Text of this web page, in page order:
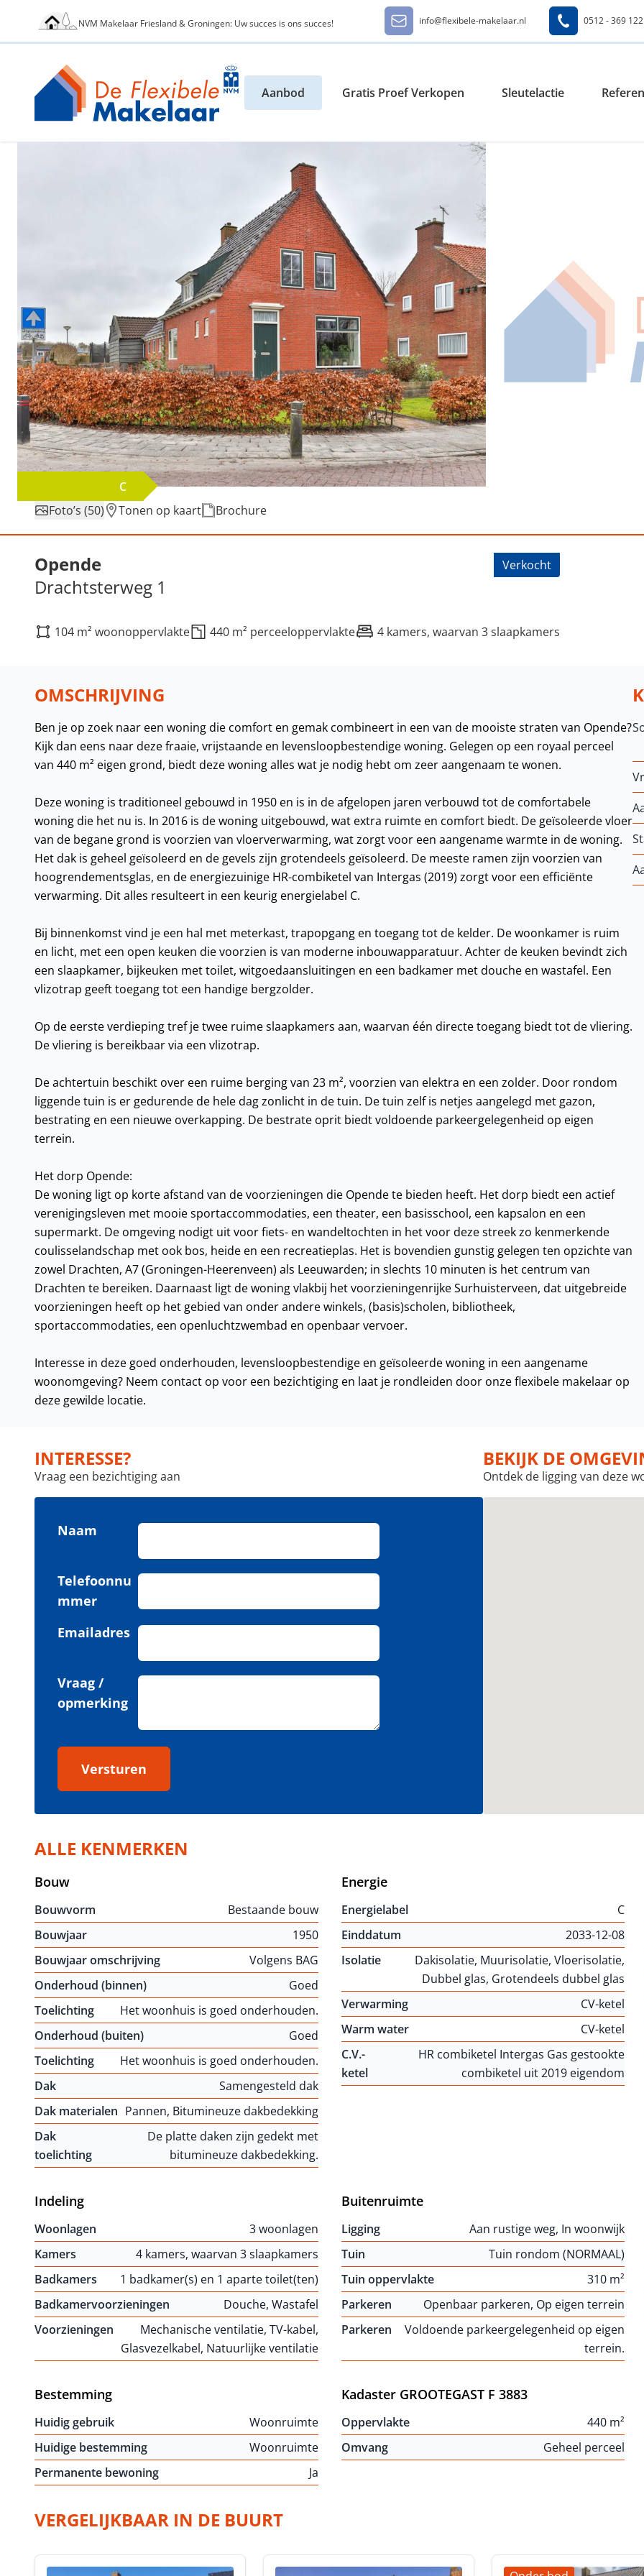
NVM Makelaar Friesland & Groningen: Uw succes is ons succes! info@flexibele-makelaar.nl 0512 - 369 122
Aanbod Gratis Proef Verkopen Sleutelactie
C
Foto’s (50)
Tonen op kaart Brochure
Verkocht: Drachtsterweg 1, Opende
Opende
Drachtsterweg 1
Verkocht
104 m² woonoppervlakte 440 m² perceeloppervlakte 4 kamers, waarvan 3 slaapkamers
OMSCHRIJVING
Ben je op zoek naar een woning die comfort en gemak combineert in een van de mooiste straten van Opende?
Kijk dan eens naar deze fraaie, vrijstaande en levensloopbestendige woning. Gelegen op een royaal perceel
van 440 m² eigen grond, biedt deze woning alles wat je nodig hebt om zeer aangenaam te wonen.
Deze woning is traditioneel gebouwd in 1950 en is in de afgelopen jaren verbouwd tot de comfortabele
woning die het nu is. In 2016 is de woning uitgebouwd, wat extra ruimte en comfort biedt. De geïsoleerde vloer
van de begane grond is voorzien van vloerverwarming, wat zorgt voor een aangename warmte in de woning.
Het dak is geheel geïsoleerd en de gevels zijn grotendeels geïsoleerd. De meeste ramen zijn voorzien van
hoogrendementsglas, en de energiezuinige HR-combiketel van Intergas (2019) zorgt voor een efficiënte
verwarming. Dit alles resulteert in een keurig energielabel C.
Bij binnenkomst vind je een hal met meterkast, trapopgang en toegang tot de kelder. De woonkamer is ruim
en licht, met een open keuken die voorzien is van moderne inbouwapparatuur. Achter de keuken bevindt zich
een slaapkamer, bijkeuken met toilet, witgoedaansluitingen en een badkamer met douche en wastafel. Een
vlizotrap geeft toegang tot een handige bergzolder.
Op de eerste verdieping tref je twee ruime slaapkamers aan, waarvan één directe toegang biedt tot de vliering.
De vliering is bereikbaar via een vlizotrap.
De achtertuin beschikt over een ruime berging van 23 m², voorzien van elektra en een zolder. Door rondom
liggende tuin is er gedurende de hele dag zonlicht in de tuin. De tuin zelf is netjes aangelegd met gazon,
bestrating en een nieuwe overkapping. De bestrate oprit biedt voldoende parkeergelegenheid op eigen
terrein.
Het dorp Opende:
De woning ligt op korte afstand van de voorzieningen die Opende te bieden heeft. Het dorp biedt een actief
verenigingsleven met mooie sportaccommodaties, een theater, een basisschool, een kapsalon en een
supermarkt. De omgeving nodigt uit voor fiets- en wandeltochten in het voor deze streek zo kenmerkende
coulisselandschap met ook bos, heide en een recreatieplas. Het is bovendien gunstig gelegen ten opzichte van
zowel Drachten, A7 (Groningen-Heerenveen) als Leeuwarden; in slechts 10 minuten is het centrum van
Drachten te bereiken. Daarnaast ligt de woning vlakbij het voorzieningenrijke Surhuisterveen, dat uitgebreide
voorzieningen heeft op het gebied van onder andere winkels, (basis)scholen, bibliotheek,
sportaccommodaties, een openluchtzwembad en openbaar vervoer.
Interesse in deze goed onderhouden, levensloopbestendige en geïsoleerde woning in een aangename
woonomgeving? Neem contact op voor een bezichtiging en laat je rondleiden door onze flexibele makelaar op
deze gewilde locatie.
INTERESSE?
Vraag een bezichtiging aan
Naam
Telefoonnu
mmer
Emailadres
Vraag /
opmerking
Versturen
BEKIJK DE
Ontdek de ligging van deze
ALLE KENMERKEN
Bouw
Bouwvorm
Bestaande bouw
Bouwjaar
1950
Bouwjaar omschrijving
Volgens BAG
Onderhoud (binnen)
Goed
Toelichting
Het woonhuis is goed onderhouden.
Onderhoud (buiten)
Goed
Toelichting
Het woonhuis is goed onderhouden.
Dak
Samengesteld dak
Dak materialen Pannen, Bitumineuze dakbedekking
Dak
toelichting
De platte daken zijn gedekt met
bitumineuze dakbedekking.
Energie
Energielabel
C
Einddatum
2033-12-08
Isolatie
Dakisolatie, Muurisolatie, Vloerisolatie,
Dubbel glas, Grotendeels dubbel glas
Verwarming
CV-ketel
Warm water
CV-ketel
C.V.-
ketel
HR combiketel Intergas Gas gestookte
combiketel uit 2019 eigendom
Indeling
Woonlagen
3 woonlagen
Kamers
4 kamers, waarvan 3 slaapkamers
Badkamers
1 badkamer(s) en 1 aparte toilet(ten)
Badkamervoorzieningen
Douche, Wastafel
Voorzieningen
Mechanische ventilatie, TV-kabel,
Glasvezelkabel, Natuurlijke ventilatie
Buitenruimte
Ligging
Aan rustige weg, In woonwijk
Tuin
Tuin rondom (NORMAAL)
Tuin oppervlakte
310 m²
Parkeren
Openbaar parkeren, Op eigen terrein
Parkeren
Voldoende parkeergelegenheid op eigen
terrein.
Bestemming
Huidig gebruik
Woonruimte
Huidige bestemming
Woonruimte
Permanente bewoning
Ja
Kadaster GROOTEGAST F 3883
Oppervlakte
440 m²
Omvang
Geheel perceel
VERGELIJKBAAR IN DE BUURT